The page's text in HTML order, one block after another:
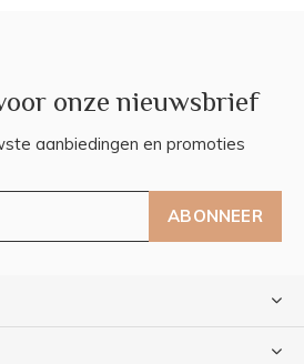
onze nieuwsbrief
aanbiedingen en promoties
ABONNEER